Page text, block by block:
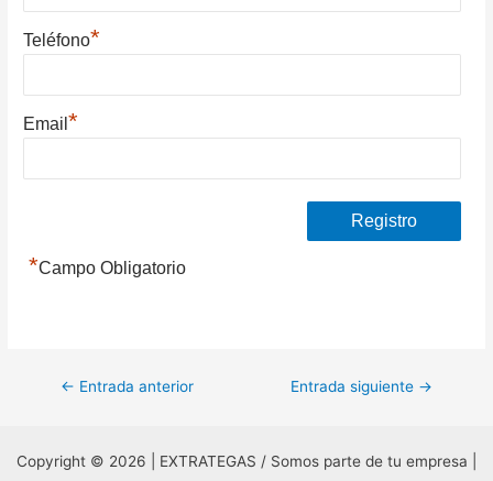
Teléfono*
Email*
*Campo Obligatorio
Navegación
entradas
← Entrada anterior Entrada siguiente →
Copyright © 2026 | EXTRATEGAS / Somos parte de tu empresa |